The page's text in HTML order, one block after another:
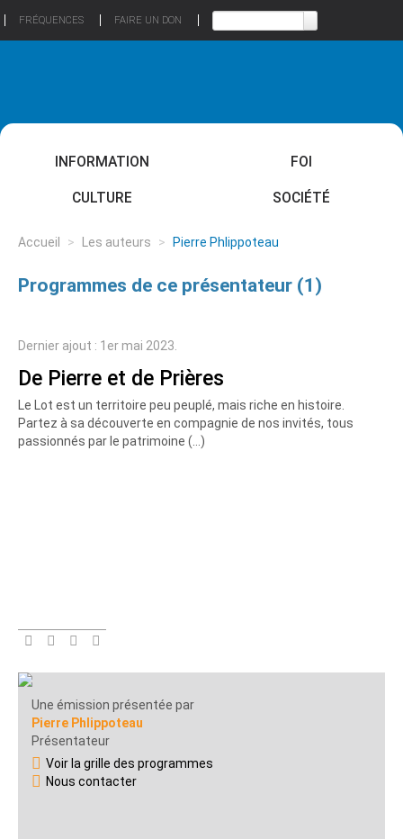
FRÉQUENCES FAIRE UN DON
INFORMATION FOI
CULTURE SOCIÉTÉ
Accueil > Les auteurs > Pierre Phlippoteau
Programmes de ce présentateur (1)
Dernier ajout : 1er mai 2023.
De Pierre et de Prières
Le Lot est un territoire peu peuplé, mais riche en histoire.
Partez à sa découverte en compagnie de nos invités, tous
passionnés par le patrimoine (…)
Une émission présentée par
Pierre Phlippoteau
Présentateur
Voir la grille des programmes
Nous contacter